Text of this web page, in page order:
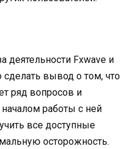
деятельности Fxwave и
вывод о том, что
ряд вопросов и
работы с ней
все доступные
осторожность.